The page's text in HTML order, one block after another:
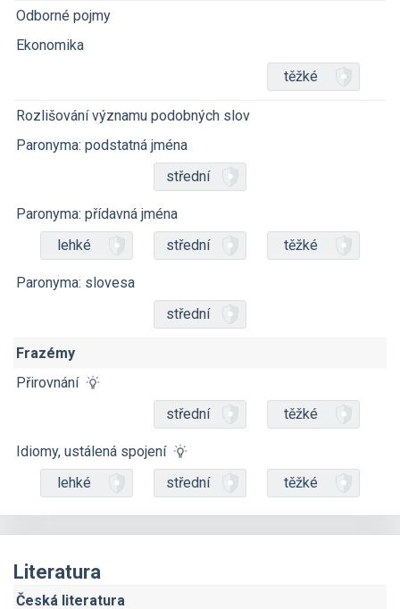
Odborné pojmy
Ekonomika
těžké
Rozlišování významu podobných slov
Paronyma: podstatná jména
střední
Paronyma: přídavná jména
lehké
střední těžké
Paronyma: slovesa
střední
Frazémy
Přirovnání
střední
těžké
Idiomy, ustálená spojení
lehké
střední těžké
Literatura
Česká literatura